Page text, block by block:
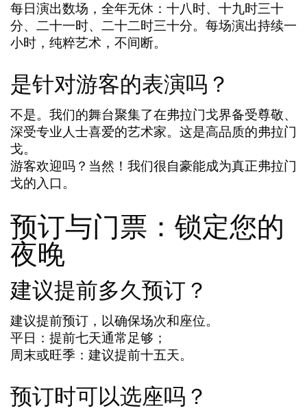
每日演出数场，全年无休：十八时、十九时三十
分、二十一时、二十二时三十分。每场演出持续一
小时，纯粹艺术，不间断。
是针对游客的表演吗？
不是。我们的舞台聚集了在弗拉门戈界备受尊敬、
深受专业人士喜爱的艺术家。这是高品质的弗拉门
戈。
游客欢迎吗？当然！我们很自豪能成为真正弗拉门
戈的入口。
预订与门票：锁定您的
夜晚
建议提前多久预订？
建议提前预订，以确保场次和座位。
平日：提前七天通常足够；
周末或旺季：建议提前十五天。
预订时可以选座吗？